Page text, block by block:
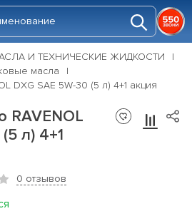
И ТЕХНИЧЕСКИЕ ЖИДКОСТИ
масла
DXG SAE 5W-30 (5 л) 4+1 акция
RAVENOL
л) 4+1
0 отзывов